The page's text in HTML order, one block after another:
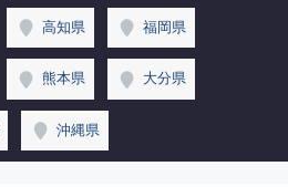
高知県 福岡県
熊本県 大分県
沖縄県